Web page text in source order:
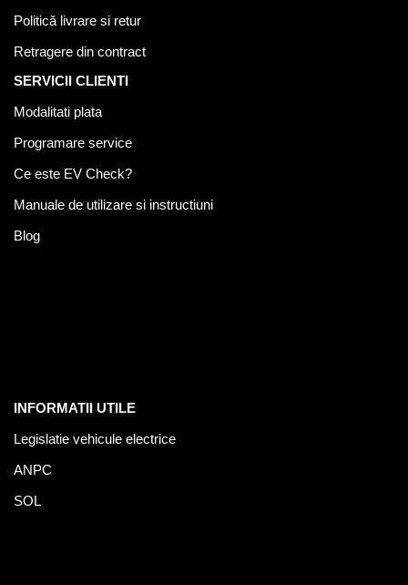
Politică livrare si retur
Retragere din contract
SERVICII CLIENTI
Modalitati plata
Programare service
Ce este EV Check?
Manuale de utilizare si instructiuni
Blog
INFORMATII UTILE
Legislatie vehicule electrice
ANPC
SOL